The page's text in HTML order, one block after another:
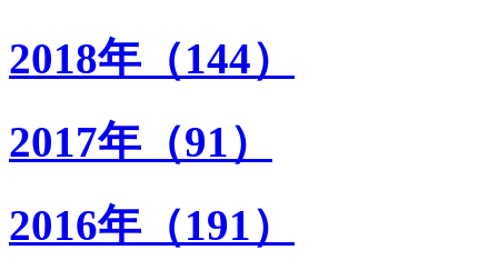
2018年（144）
2017年（91）
2016年（191）